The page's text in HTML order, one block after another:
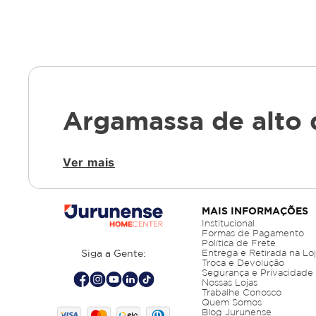
Argamassa de alto
A qualidade da argamassa influencia
curadoria técnica voltada à confiabilidade
Argamassa quartzolit
Entre as opções disponíveis, a
Indicada para porcelanatos, pedras
Ver mais
Siga a Gente:
MAIS INFORMAÇÕES
Institucional
Formas de Pagamento
Política de Frete
Entrega e Retirada na
Troca e Devolução
Segurança e Privacidade
Nossas Lojas
Trabalhe Conosco
Quem Somos
Blog Jurunense